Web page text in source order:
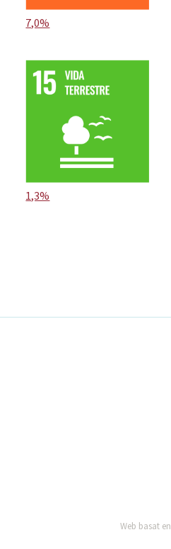
7,0%
1,3%
Web basat en